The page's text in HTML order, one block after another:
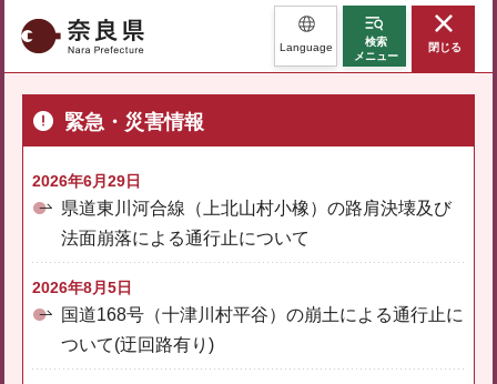
奈良県 Language
検索
メニュー
閉じる
緊急・災害情報
2026年6月29日
県道東川河合線（上北山村小橡）の路肩決壊及び
法面崩落による通行止について
2026年8月5日
国道168号（十津川村平谷）の崩土による通行止に
ついて(迂回路有り)